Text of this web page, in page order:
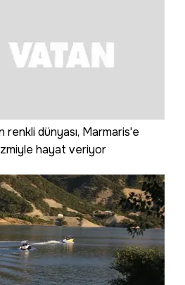
renkli dünyası, Marmaris'e
hayat veriyor